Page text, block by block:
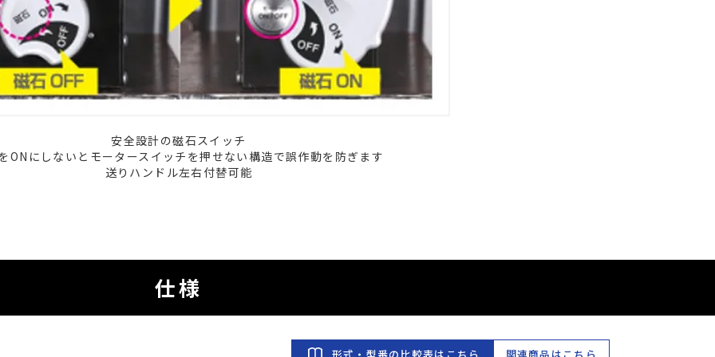
安全設計の磁石スイッチ
ONにしないとモータースイッチを押せない構造で誤作動を防ぎます
送りハンドル左右付替可能
仕様